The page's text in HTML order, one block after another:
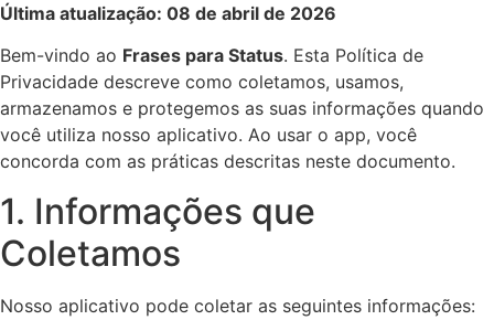
Última atualização: 08 de abril de 2026
Bem-vindo ao Frases para Status. Esta Política de
Privacidade descreve como coletamos, usamos,
armazenamos e protegemos as suas informações quando
você utiliza nosso aplicativo. Ao usar o app, você
concorda com as práticas descritas neste documento.
1. Informações que
Coletamos
Nosso aplicativo pode coletar as seguintes informações: